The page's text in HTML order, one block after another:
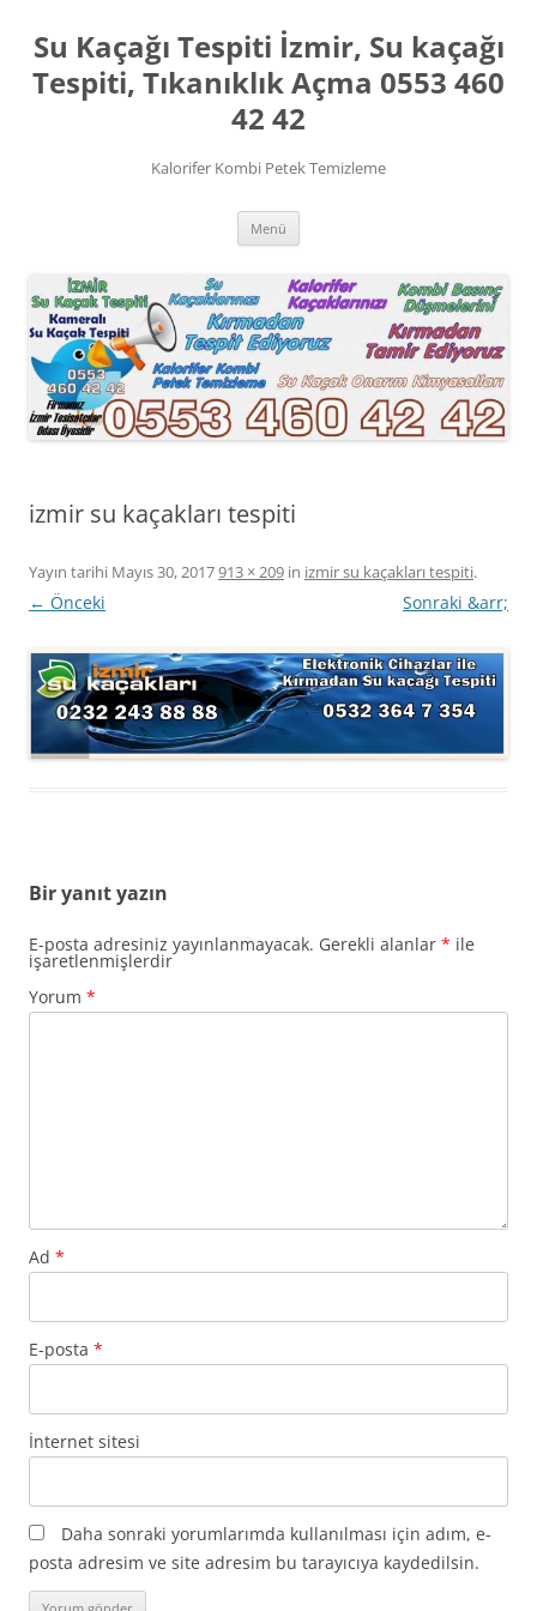
Su Kaçağı Tespiti İzmir, Su kaçağı
Tespiti, Tıkanıklık Açma 0553 460
42 42
Kalorifer Kombi Petek Temizleme
Menü
izmir su kaçakları tespiti
Yayın tarihi Mayıs 30, 2017913 × 209 in izmir su kaçakları tespiti.
← Önceki Sonraki &arr;
Bir yanıt yazın
E-posta adresiniz yayınlanmayacak. Gerekli alanlar * ile
işaretlenmişlerdir
Yorum *
Ad *
E-posta *
İnternet sitesi
Daha sonraki yorumlarımda kullanılması için adım, e-
posta adresim ve site adresim bu tarayıcıya kaydedilsin.